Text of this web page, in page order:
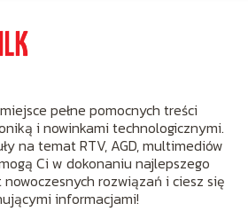
pełne pomocnych treści
i nowinkami technologicznymi.
na temat RTV, AGD, multimediów
Ci w dokonaniu najlepszego
rozwiązań i ciesz się
informacjami!